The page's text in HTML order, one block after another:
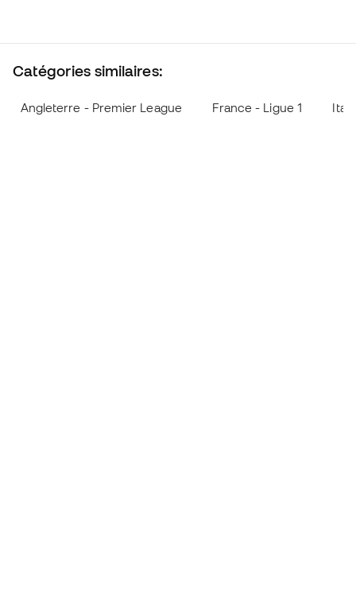
Catégories similaires:
Angleterre - Premier League France - Ligue 1